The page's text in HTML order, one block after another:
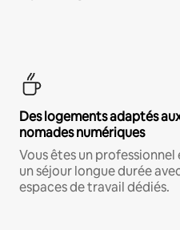
Des logements adaptés
nomades numériques
Vous êtes un
un séjour longue durée
espaces de travail dédiés.